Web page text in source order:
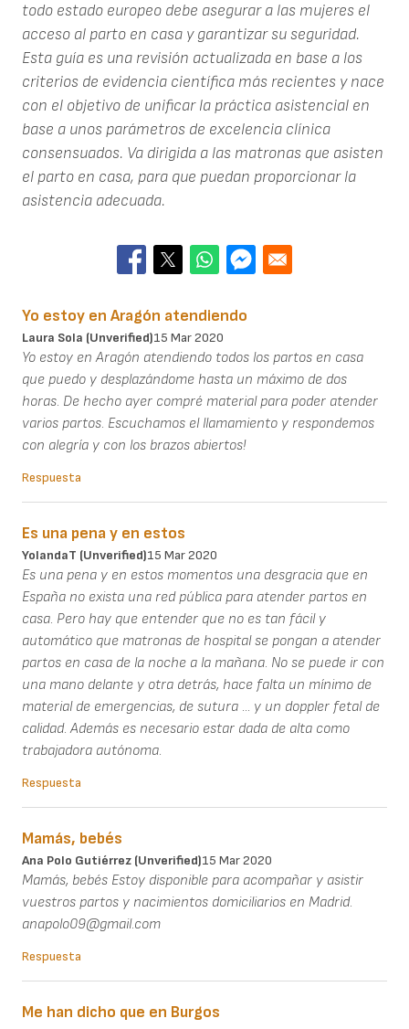
todo estado europeo debe asegurar a las mujeres el
acceso al parto en casa y garantizar su seguridad.
Esta guía es una revisión actualizada en base a los
criterios de evidencia científica más recientes y nace
con el objetivo de unificar la práctica asistencial en
base a unos parámetros de excelencia clínica
consensuados. Va dirigida a las matronas que asisten
el parto en casa, para que puedan proporcionar la
asistencia adecuada.
Yo estoy en Aragón atendiendo
Laura Sola (unverified)15 Mar 2020
Yo estoy en Aragón atendiendo todos los partos en casa
que puedo y desplazándome hasta un máximo de dos
horas. De hecho ayer compré material para poder atender
varios partos. Escuchamos el llamamiento y respondemos
con alegría y con los brazos abiertos!
Respuesta
Es una pena y en estos
YolandaT (unverified)15 Mar 2020
Es una pena y en estos momentos una desgracia que en
España no exista una red pública para atender partos en
casa. Pero hay que entender que no es tan fácil y
automático que matronas de hospital se pongan a atender
partos en casa de la noche a la mañana. No se puede ir con
una mano delante y otra detrás, hace falta un mínimo de
material de emergencias, de sutura ... y un doppler fetal de
calidad. Además es necesario estar dada de alta como
trabajadora autónoma.
Respuesta
Mamás, bebés
Ana Polo Gutiérrez (unverified)15 Mar 2020
Mamás, bebés Estoy disponible para acompañar y asistir
vuestros partos y nacimientos domiciliarios en Madrid.
anapolo09@gmail.com
Respuesta
Me han dicho que en Burgos